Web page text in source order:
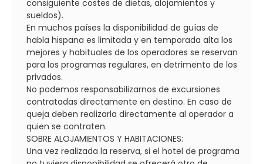
consiguiente costes de dietas, alojamientos y
sueldos).
En muchos países la disponibilidad de guías de
habla hispana es limitada y en temporada alta los
mejores y habituales de los operadores se reservan
para los programas regulares, en detrimento de los
privados.
No podemos responsabilizarnos de excursiones
contratadas directamente en destino. En caso de
queja deben realizarla directamente al operador a
quien se contraten.
SOBRE ALOJAMIENTOS Y HABITACIONES:
Una vez realizada la reserva, si el hotel de programa